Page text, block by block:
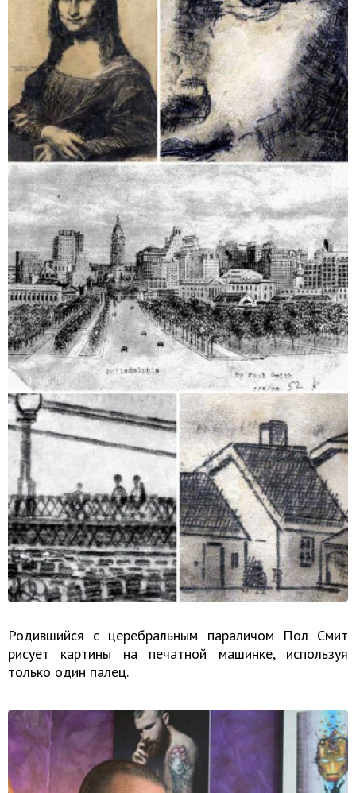
Родившийся с церебральным параличом Пол Смит
рисует картины на печатной машинке, используя
только один палец.